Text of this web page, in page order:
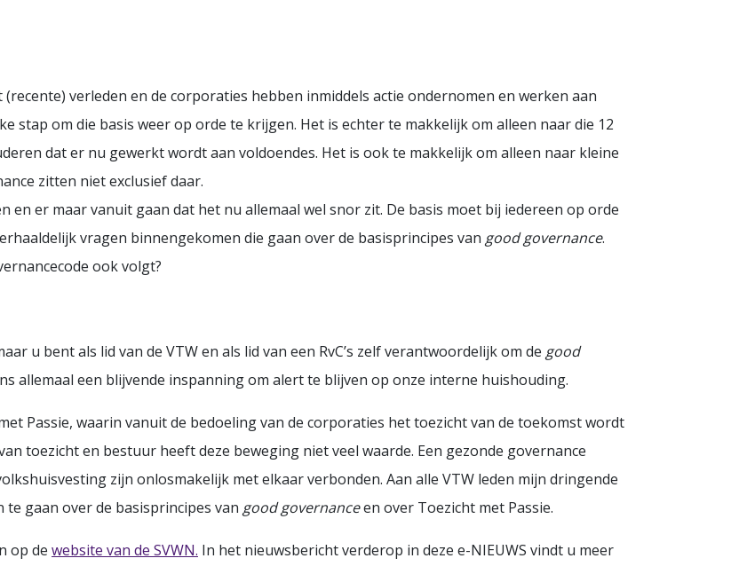
verleden en de corporaties hebben inmiddels actie ondernomen en werken aan
stap om die basis weer op orde te krijgen. Het is echter te makkelijk om alleen naar die 12
dat er nu gewerkt wordt aan voldoendes. Het is ook te makkelijk om alleen naar kleine
zitten niet exclusief daar.
en er maar vanuit gaan dat het nu allemaal wel snor zit. De basis moet bij iedereen op orde
vragen binnengekomen die gaan over de basisprincipes van good governance.
ook volgt?
u bent als lid van de VTW en als lid van een RvC’s zelf verantwoordelijk om de good
allemaal een blijvende inspanning om alert te blijven op onze interne huishouding.
Passie, waarin vanuit de bedoeling van de corporaties het toezicht van de toekomst wordt
toezicht en bestuur heeft deze beweging niet veel waarde. Een gezonde governance
zijn onlosmakelijk met elkaar verbonden. Aan alle VTW leden mijn dringende
gaan over de basisprincipes van good governanceen over Toezicht met Passie.
op de website van de SVWN. In het nieuwsbericht verderop in deze e-NIEUWS vindt u meer